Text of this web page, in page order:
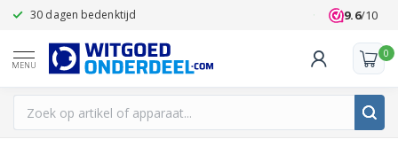
30 dagen bedenktijd Klanten
9.6/10
MENU
0